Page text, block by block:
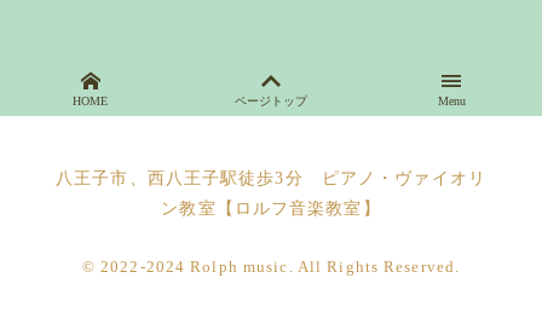
HOME ページトップ Menu
八王子市、西八王子駅徒歩3分 ピアノ・ヴァイオリ
ン教室【ロルフ音楽教室】
© 2022-2024 Rolph music. All Rights Reserved.